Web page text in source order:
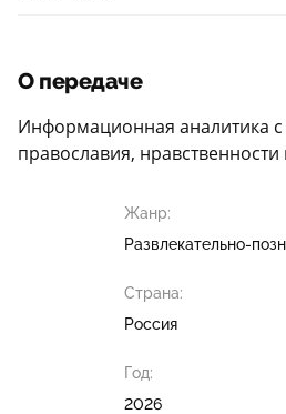
О передаче
Информационная аналитика с
православия, нравственности
Жанр:
Развлекательно-
Страна:
Россия
Год:
2026